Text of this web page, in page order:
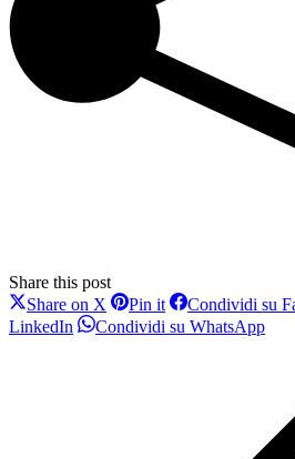
Share this post
Share on X Condividi
su
X
Pin itCondividi
su
Pinterest
Condividi su
LinkedIn Condividi
Condividi su WhatsApp